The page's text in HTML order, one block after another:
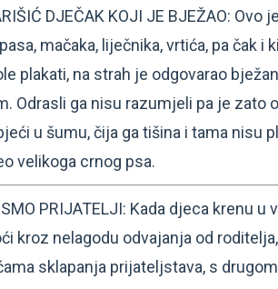
DJEČAK KOJI JE BJEŽAO: Ovo
mačaka, liječnika, vrtića, pa čak i
plakati, na strah je odgovarao
Odrasli ga nisu razumjeli pa je zato
u šumu, čija ga tišina i tama nisu
velikoga crnog psa.
SMO PRIJATELJI: Kada djeca krenu u
kroz nelagodu odvajanja od
sklapanja prijateljstava, s